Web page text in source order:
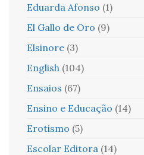
Eduarda Afonso (1)
El Gallo de Oro (9)
Elsinore (3)
English (104)
Ensaios (67)
Ensino e Educação (14)
Erotismo (5)
Escolar Editora (14)